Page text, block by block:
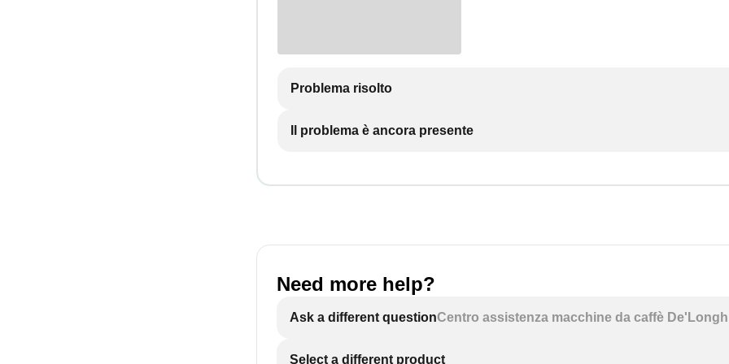
Problema risolto
Il problema è ancora presente
Need more help?
Ask a different questionCentro assistenza macchine da caffè
Select a different product